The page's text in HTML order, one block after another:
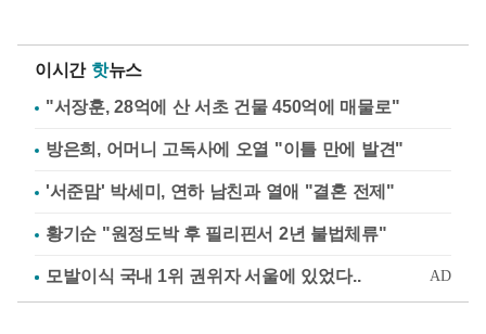
이시간 핫뉴스
"서장훈, 28억에 산 서초 건물 450억에 매물로"
방은희, 어머니 고독사에 오열 "이틀 만에 발견"
'서준맘' 박세미, 연하 남친과 열애 "결혼 전제"
황기순 "원정도박 후 필리핀서 2년 불법체류"